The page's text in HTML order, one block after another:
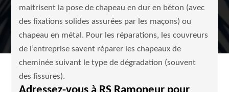
maitrisent la pose de chapeau en dur en béton (avec
des fixations solides assurées par les maçons) ou
chapeau en métal. Pour les réparations, les couvreurs
de l’entreprise savent réparer les chapeaux de
cheminée suivant le type de dégradation (souvent
des fissures).